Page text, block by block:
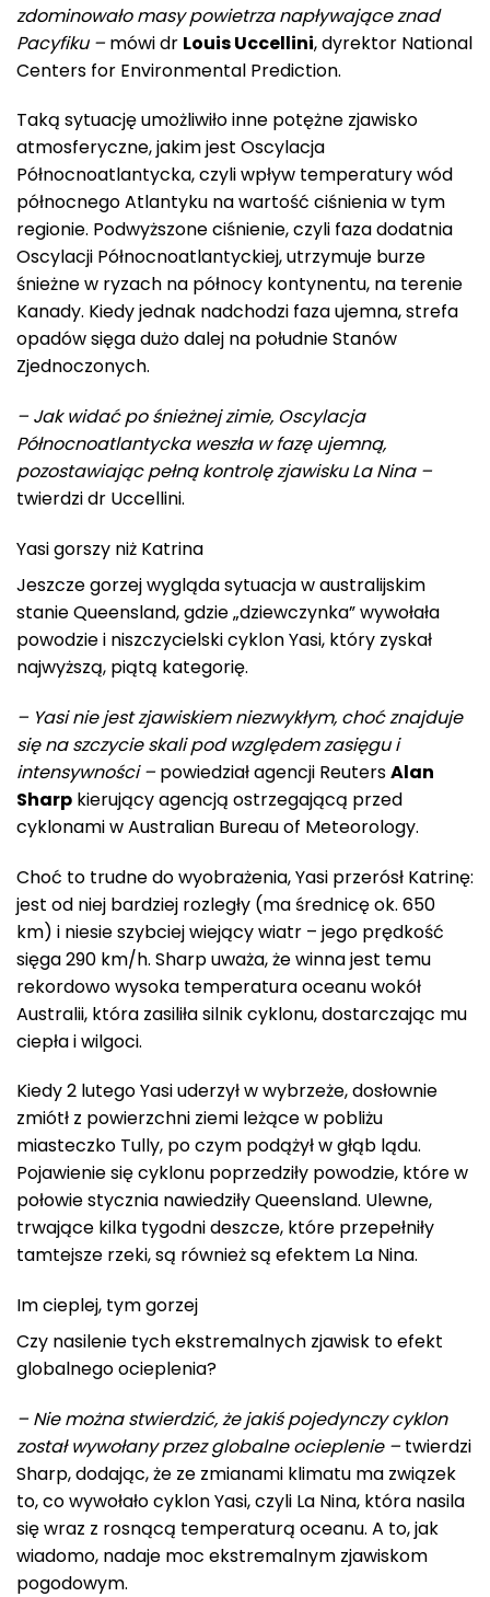
zdominowało masy powietrza napływające znad
Pacyfiku – mówi dr Louis Uccellini, dyrektor National
Centers for Environmental Prediction.
Taką sytuację umożliwiło inne potężne zjawisko
atmosferyczne, jakim jest Oscylacja
Północnoatlantycka, czyli wpływ temperatury wód
północnego Atlantyku na wartość ciśnienia w tym
regionie. Podwyższone ciśnienie, czyli faza dodatnia
Oscylacji Północnoatlantyckiej, utrzymuje burze
śnieżne w ryzach na północy kontynentu, na terenie
Kanady. Kiedy jednak nadchodzi faza ujemna, strefa
opadów sięga dużo dalej na południe Stanów
Zjednoczonych.
– Jak widać po śnieżnej zimie, Oscylacja
Północnoatlantycka weszła w fazę ujemną,
pozostawiając pełną kontrolę zjawisku La Nina –
twierdzi dr Uccellini.
Yasi gorszy niż Katrina
Jeszcze gorzej wygląda sytuacja w australijskim
stanie Queensland, gdzie „dziewczynka” wywołała
powodzie i niszczycielski cyklon Yasi, który zyskał
najwyższą, piątą kategorię.
– Yasi nie jest zjawiskiem niezwykłym, choć znajduje
się na szczycie skali pod względem zasięgu i
intensywności – powiedział agencji ReutersAlan
Sharp kierujący agencją ostrzegającą przed
cyklonami w Australian Bureau of Meteorology.
Choć to trudne do wyobrażenia, Yasi przerósł Katrinę:
jest od niej bardziej rozległy (ma średnicę ok. 650
km) i niesie szybciej wiejący wiatr – jego prędkość
sięga 290 km/h. Sharp uważa, że winna jest temu
rekordowo wysoka temperatura oceanu wokół
Australii, która zasiliła silnik cyklonu, dostarczając mu
ciepła i wilgoci.
Kiedy 2 lutego Yasi uderzył w wybrzeże, dosłownie
zmiótł z powierzchni ziemi leżące w pobliżu
miasteczko Tully, po czym podążył w głąb lądu.
Pojawienie się cyklonu poprzedziły powodzie, które w
połowie stycznia nawiedziły Queensland. Ulewne,
trwające kilka tygodni deszcze, które przepełniły
tamtejsze rzeki, są również są efektem La Nina.
Im cieplej, tym gorzej
Czy nasilenie tych ekstremalnych zjawisk to efekt
globalnego ocieplenia?
– Nie można stwierdzić, że jakiś pojedynczy cyklon
został wywołany przez globalne ocieplenie – twierdzi
Sharp, dodając, że ze zmianami klimatu ma związek
to, co wywołało cyklon Yasi, czyli La Nina, która nasila
się wraz z rosnącą temperaturą oceanu. A to, jak
wiadomo, nadaje moc ekstremalnym zjawiskom
pogodowym.